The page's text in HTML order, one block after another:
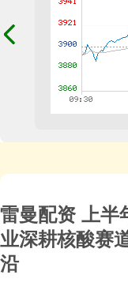
雷曼配资 上半
业深耕核酸赛
沿